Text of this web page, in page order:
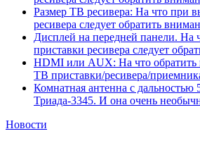
Размер ТВ ресивера: На что при
ресивера следует обратить
Дисплей на передней панели. На
приставки ресивера следует
HDMI или AUX: На что
ТВ приставки/ресивера/
Комнатная антенна с дальностью
Триада-3345. И она очень
Новости